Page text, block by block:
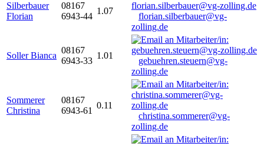
Silberbauer
Florian
08167
6943-44
1.07
florian.silberbauer@vg-
zolling.de
Soller Bianca
08167
6943-33
1.01
gebuehren.steuern@vg-
zolling.de
Sommerer
Christina
08167
6943-61
0.11
christina.sommerer@vg-
zolling.de